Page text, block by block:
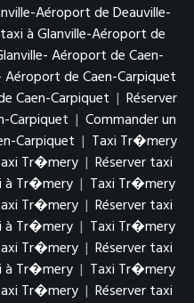
Aéroport de Deauville-
à Glanville-Aéroport de
Aéroport de Caen-
de Caen-Carpiquet
Caen-Carpiquet | Réserver
Carpiquet | Commander un
Carpiquet | Taxi Tr�mery
Tr�mery | Réserver taxi
à Tr�mery | Taxi Tr�mery
Tr�mery | Réserver taxi
à Tr�mery | Taxi Tr�mery
Tr�mery | Réserver taxi
à Tr�mery | Taxi Tr�mery
Tr�mery | Réserver taxi